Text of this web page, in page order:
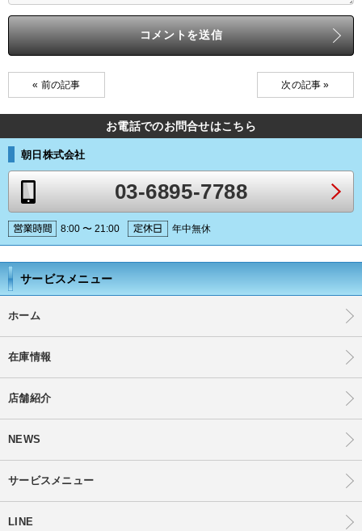
« 前の記事 次の記事 »
お電話でのお問合せはこちら
朝日株式会社
03-6895-7788
8:00 〜 21:00 年中無休
サービスメニュー
ホーム
在庫情報
店舗紹介
NEWS
サービスメニュー
LINE